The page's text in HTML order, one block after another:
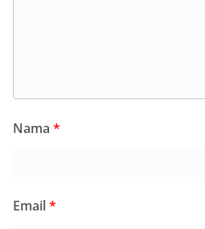
Nama *
Email*